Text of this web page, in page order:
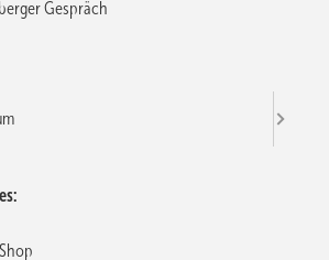
ist im Regelfall nicht mehr für die
verwertbar, wenn mehr als
Untersuchung und der Erstattung des
Gespräch